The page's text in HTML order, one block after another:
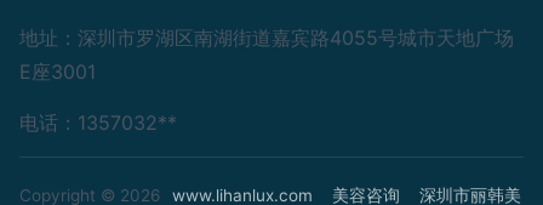
地址：深圳市罗湖区南湖街道嘉宾路4055号城市天地广场
E座3001
电话：1357032**
Copyright © 2026 www.lihanlux.com 美容咨询 深圳市丽韩美